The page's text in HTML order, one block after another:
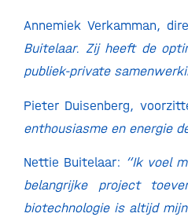
Annemiek Verkamman,
Buitelaar. Zij heeft de
publiek-private
Pieter Duisenberg,
enthousiasme en energie
Nettie Buitelaar: “Ik voel
belangrijke project
biotechnologie is altijd